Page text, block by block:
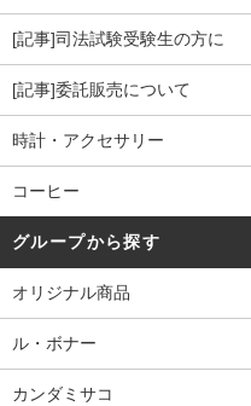
[記事]司法試験受験生の方に
[記事]委託販売について
時計・アクセサリー
コーヒー
グループから探す
オリジナル商品
ル・ボナー
カンダミサコ